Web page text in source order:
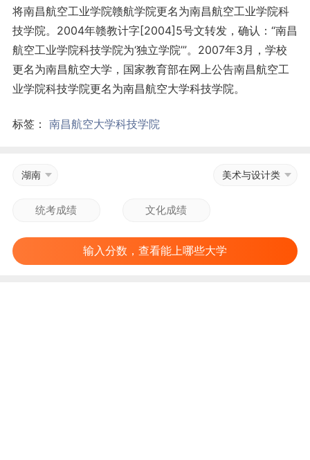
将南昌航空工业学院赣航学院更名为南昌航空工业学院科
技学院。2004年赣教计字[2004]5号文转发，确认：“南昌
航空工业学院科技学院为‘独立学院’”。2007年3月，学校
更名为南昌航空大学，国家教育部在网上公告南昌航空工
业学院科技学院更名为南昌航空大学科技学院。
标签： 南昌航空大学科技学院
湖南 美术与设计类
输入分数，查看能上哪些大学